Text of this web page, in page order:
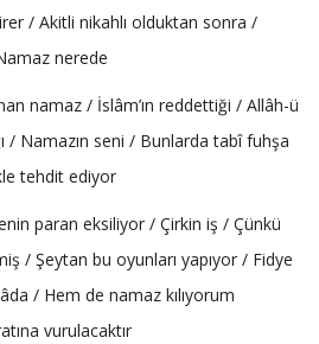
/ Akitli nikahlı olduktan sonra /
nerede
namaz / İslâm’ın reddettiği / Allâh-ü
/ Namazın seni / Bunlarda tabî fuhşa
tehdit ediyor
paran eksiliyor / Çirkin iş / Çünkü
/ Şeytan bu oyunları yapıyor / Fidye
/ Hem de namaz kılıyorum
vurulacaktır